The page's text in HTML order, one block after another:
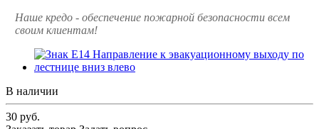
Наше кредо - обеспечение пожарной безопасности всем
своим клиентам!
В наличии
30 руб.